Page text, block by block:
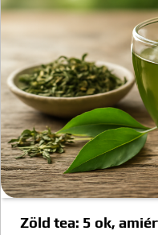
Zöld tea: 5 ok,